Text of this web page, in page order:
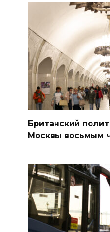
Британский
Москвы восьмым